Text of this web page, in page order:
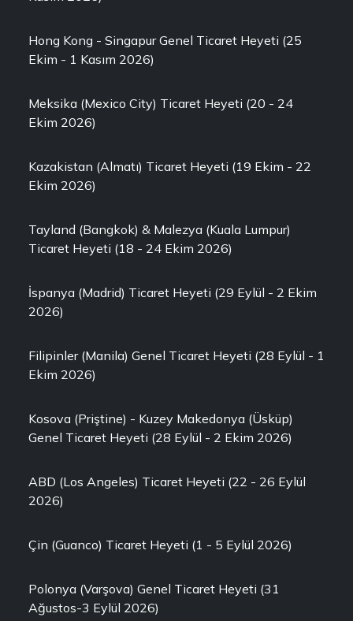
Hong Kong - Singapur Genel Ticaret Heyeti (25
Ekim - 1 Kasım 2026)
Meksika (Mexico City) Ticaret Heyeti (20 - 24
Ekim 2026)
Kazakistan (Almatı) Ticaret Heyeti (19 Ekim - 22
Ekim 2026)
Tayland (Bangkok) & Malezya (Kuala Lumpur)
Ticaret Heyeti (18 - 24 Ekim 2026)
İspanya (Madrid) Ticaret Heyeti (29 Eylül - 2 Ekim
2026)
Filipinler (Manila) Genel Ticaret Heyeti (28 Eylül - 1
Ekim 2026)
Kosova (Priştine) - Kuzey Makedonya (Üsküp)
Genel Ticaret Heyeti (28 Eylül - 2 Ekim 2026)
ABD (Los Angeles) Ticaret Heyeti (22 - 26 Eylül
2026)
Çin (Guanco) Ticaret Heyeti (1 - 5 Eylül 2026)
Polonya (Varşova) Genel Ticaret Heyeti (31
Ağustos-3 Eylül 2026)